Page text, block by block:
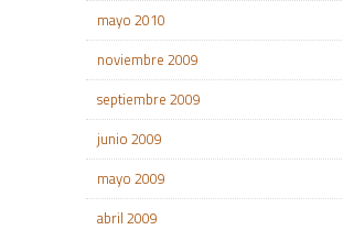
mayo 2010
noviembre 2009
septiembre 2009
junio 2009
mayo 2009
abril 2009